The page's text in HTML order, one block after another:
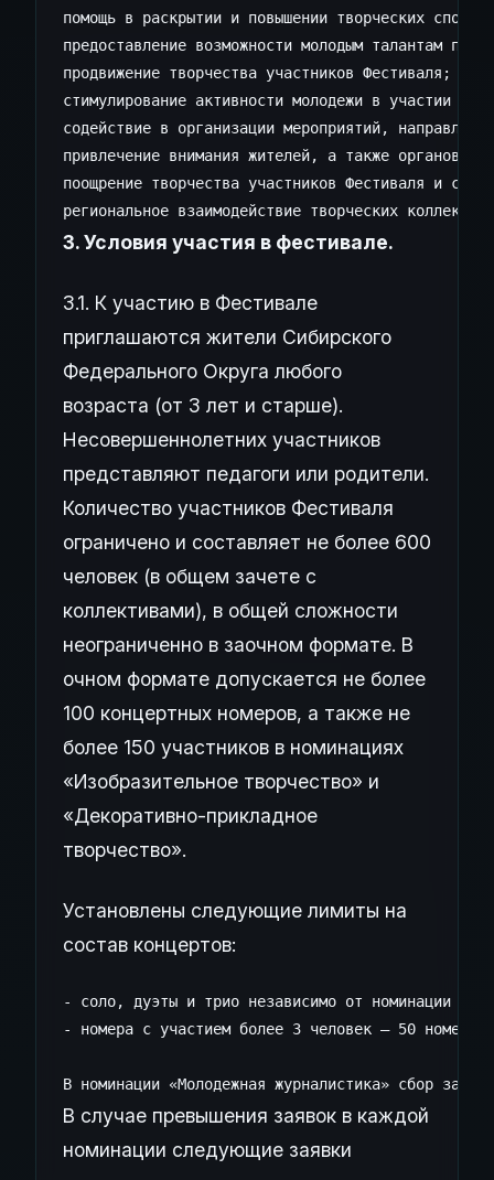
помощь в раскрытии и повышении творческих
предоставление возможности молодым талантам
продвижение творчества участников Фестиваля;
стимулирование активности молодежи в участии
содействие в организации мероприятий,
привлечение внимания жителей, а также органов
поощрение творчества участников Фестиваля и
региональное взаимодействие творческих
3. Условия участия в фестивале.
3.1. К участию в Фестивале
приглашаются жители Сибирского
Федерального Округа любого
возраста (от 3 лет и старше).
Несовершеннолетних участников
представляют педагоги или родители.
Количество участников Фестиваля
ограничено и составляет не более 600
человек (в общем зачете с
коллективами), в общей сложности
неограниченно в заочном формате. В
очном формате допускается не более
100 концертных номеров, а также не
более 150 участников в номинациях
«Изобразительное творчество» и
«Декоративно-прикладное
творчество».
Установлены следующие лимиты на
состав концертов:
- соло, дуэты и трио независимо от номинации –
- номера с участием более 3 человек – 50 номеров.
В номинации «Молодежная журналистика» сбор
В случае превышения заявок в каждой
номинации следующие заявки